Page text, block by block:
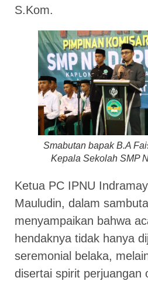
S.Kom.
Smabutan bapak B.A
Kepala Sekolah SMP
Ketua PC IPNU
Mauludin, dalam
menyampaikan bahwa
hendaknya tidak hanya
seremonial belaka,
disertai spirit perjuangan